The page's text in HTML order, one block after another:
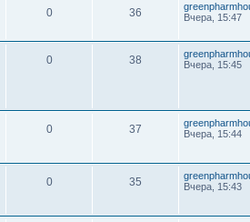
0 36
Вчера, 15:47
0 38
Вчера, 15:45
0 37
Вчера, 15:44
0 35
Вчера, 15:43